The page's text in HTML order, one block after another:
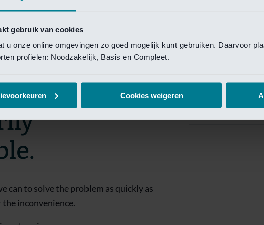
gebruik van cookies
u onze online omgevingen zo goed mogelijk kunt gebruiken. Daarvoor
profielen: Noodzakelijk, Basis en Compleet.
Cookies weigeren
Van Lanschot
om toegang te krijgen.
page is
can to solve the problem as quickly as
inconvenience.